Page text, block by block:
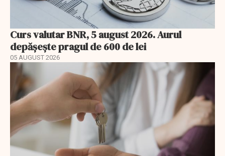
Curs valutar BNR, 5 august 2026. Aurul
depășește pragul de 600 de lei
05 AUGUST 2026